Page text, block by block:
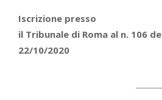
Iscrizione presso
il Tribunale di Roma al n. 106
22/10/2020